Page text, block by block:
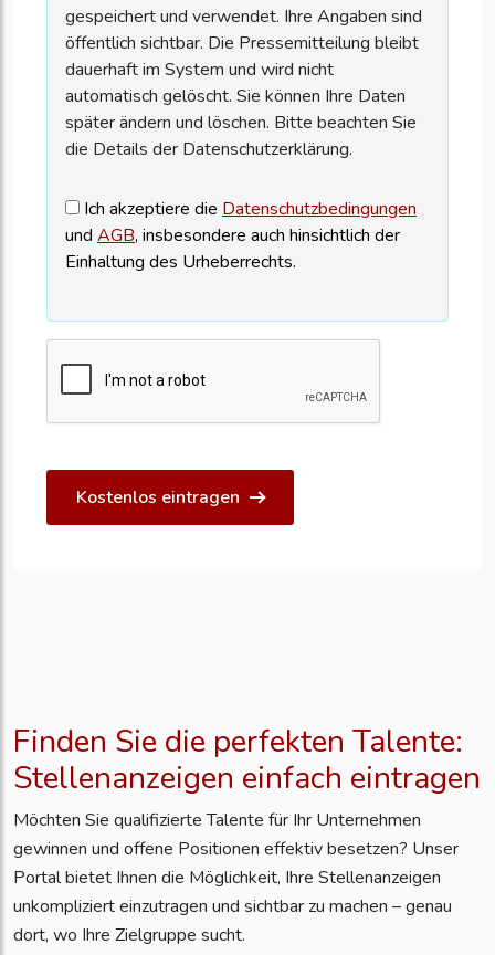
gespeichert und verwendet. Ihre Angaben sind
öffentlich sichtbar. Die Pressemitteilung bleibt
dauerhaft im System und wird nicht
automatisch gelöscht. Sie können Ihre Daten
später ändern und löschen. Bitte beachten Sie
die Details der Datenschutzerklärung.
Ich akzeptiere die Datenschutzbedingungen
und AGB, insbesondere auch hinsichtlich der
Einhaltung des Urheberrechts.
Kostenlos eintragen
Finden Sie die perfekten Talente:
Stellenanzeigen einfach eintragen
Möchten Sie qualifizierte Talente für Ihr Unternehmen
gewinnen und offene Positionen effektiv besetzen? Unser
Portal bietet Ihnen die Möglichkeit, Ihre Stellenanzeigen
unkompliziert einzutragen und sichtbar zu machen – genau
dort, wo Ihre Zielgruppe sucht.